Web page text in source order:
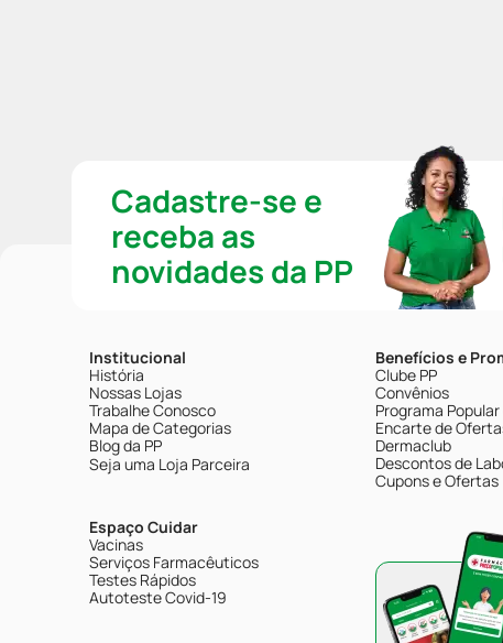
Cadastre-se e
receba as
novidades da PP
Institucional
História
Nossas Lojas
Trabalhe Conosco
Mapa de Categorias
Blog da PP
Seja uma Loja Parceira
Espaço Cuidar
Vacinas
Serviços Farmacêuticos
Testes Rápidos
Autoteste Covid-19
Benefícios e
Clube PP
Convênios
Programa
Encarte de
Dermaclub
Descontos de
Cupons e Ofertas